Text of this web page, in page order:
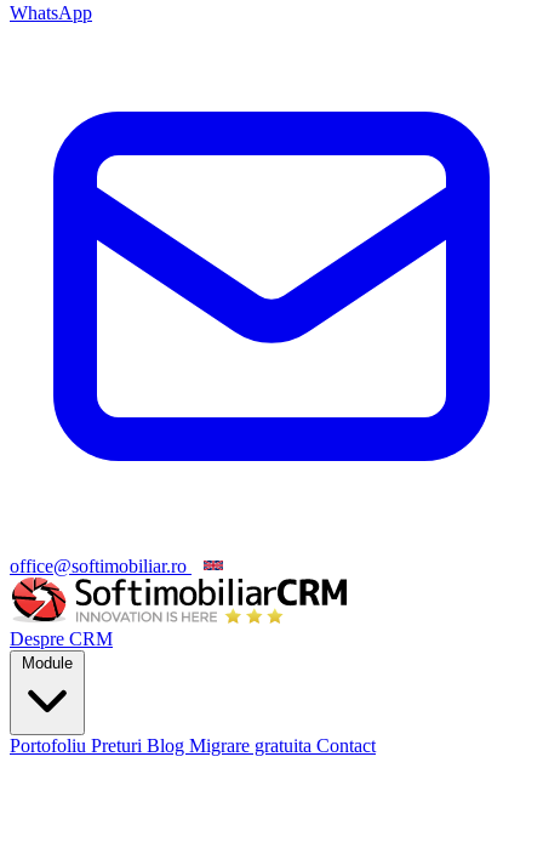
WhatsApp
office@softimobiliar.ro
Despre CRM
Module
Portofoliu Preturi Blog Migrare gratuita Contact